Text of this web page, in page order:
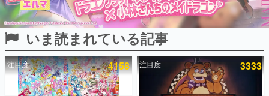
ピックアップ
電ファミのいま読まれている記事ランキング
いま読まれている記事
注目度 4158 注目度 3333